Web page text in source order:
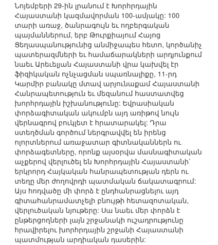
Նոյեմբերի 29-ին լրանում է Խորհրդային
Հայաստանի կազմավորման 100-ամյակը: 100
տարի առաջ, ծանրագույն եւ ողբերգական
պայմաններում, երբ Թուրքիայում Հայոց
Ցեղասպանությունից անմիջապես հետո, կործանիչ
պատերազմների եւ համաճարակների արդյունքում
նաեւ Արեւելյան Հայաստանի վրա կախվել էր
ֆիզիկական ոչնչացման սպառնալիքը, 11-րդ
Կարմիր բանակը մտավ արյունաքամ Հայաստանի
Հանրապետություն եւ մեզանում հաստատվեց
խորհրդային իշխանությունը: Եվրասիական
փորձագիտական ակումբն այդ առիթով նույն
վերնագրով բուկլետ է հրատարակել: Դրա
ստեղծման գործում ներգրավվել են իրենց
ոլորտներում առաջատար գիտնականներն ու
փորձագետները, որոնք այսօրվա մասնագիտական
աչքերով վերլուծել են Խորհրդային Հայաստանի`
երկրորդ Հայկական հանրապետության դերն ու
տեղը մեր ժողովրդի պատմական ճակատագրում:
Այս հոդվածը մի փորձ է ընդհանրացնելու այդ
գիտահանրամատչելի բնույթի հետազոտական,
վերլուծական նյութերը: Սա նաեւ մեր փորձն է
ընթերցողների լայն շրջանակի ուշադրությունը
հրավիրելու խորհրդային շրջանի Հայաստանի
պատմության արդիական դասերին: